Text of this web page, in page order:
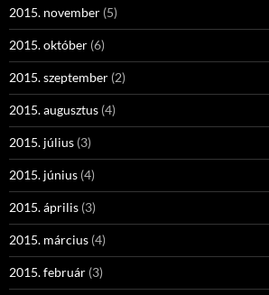
2015. november (5)
2015. október (6)
2015. szeptember (2)
2015. augusztus (4)
2015. július (3)
2015. június (4)
2015. április (3)
2015. március (4)
2015. február (3)